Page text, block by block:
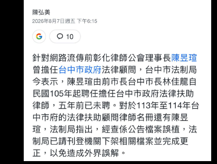
時中今（7）日發長文喊冤當年遭抹黑擋疫苗，
綠營紛紛讚聲。國民黨立委 徐巧芯則揭陳昱瑄與
綠營關係密切。 徐巧芯7日發文。（圖／翻攝徐
巧芯臉書） 徐巧芯臉書7日傍晚發文，今天民進
黨扯了一整天藍白，結果陳昱瑄20